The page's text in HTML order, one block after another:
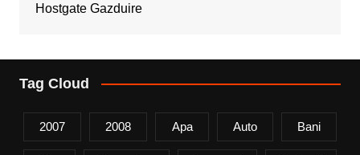
Hostgate Gazduire
Tag Cloud
2007 2008 Apa Auto Bani